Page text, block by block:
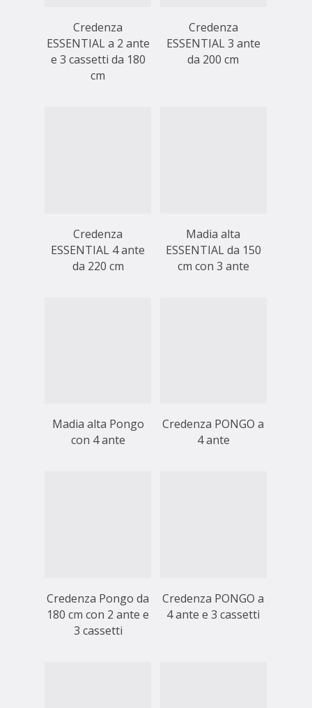
Credenza
ESSENTIAL a 2 ante
e 3 cassetti da 180
cm
Credenza
ESSENTIAL 3 ante
da 200 cm
Credenza
ESSENTIAL 4 ante
da 220 cm
Madia alta
ESSENTIAL da 150
cm con 3 ante
Madia alta Pongo
con 4 ante
Credenza PONGO a
4 ante
Credenza Pongo da
180 cm con 2 ante e
3 cassetti
Credenza PONGO a
4 ante e 3 cassetti